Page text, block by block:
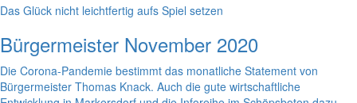
Das Glück nicht leichtfertig aufs Spiel setzen
Bürgermeister November 2020
Die Corona-Pandemie bestimmt das monatliche Statement von
Bürgermeister Thomas Knack. Auch die gute wirtschaftliche